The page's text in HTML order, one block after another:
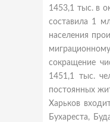
1453,1 тыс. в
составила 1
населения
сокращение
1451,1 тыс.
постоянных
Харьков
Бухареста,